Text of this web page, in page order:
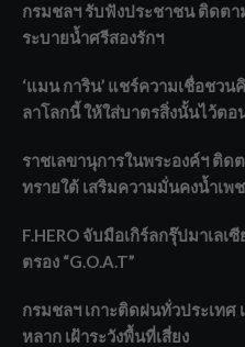
กรมชลฯ รับฟังประชาชน ติดต
ระบายน้ำศรีสองรักฯ
‘แมน การิน’ แชร์ความเชื่อชว
ลาโลกนี้ ให้ใส่บาตรสิ่งนั้นไว้ตอ
ราชเลขานุการในพระองค์ฯ ติด
ทรายใต้ เสริมความมั่นคงน้ำเพ
F.HERO จับมือเกิร์ลกรุ๊ปมาเลเ
ตรอง “G.O.A.T”
กรมชลฯ เกาะติดฝนทั่วประเทศ
หลาก เฝ้าระวังพื้นที่เสี่ยง